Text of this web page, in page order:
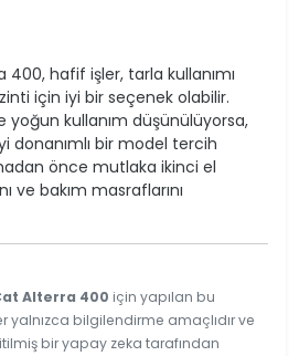
400, hafif işler, tarla kullanımı
için iyi bir seçenek olabilir.
yoğun kullanım düşünülüyorsa,
donanımlı bir model tercih
önce mutlaka ikinci el
ve bakım masraflarını
Alterra 400 için yapılan bu
yalnızca bilgilendirme amaçlıdır ve
bir yapay zeka tarafından